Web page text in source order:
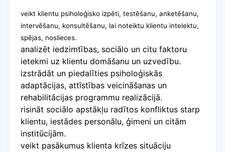
veikt klientu psiholoģisko izpēti, testēšanu, anketēšanu,
intervēšanu, konsultēšanu, lai noteiktu klientu intelektu,
spējas, noslieces.
analizēt iedzimtības, sociālo un citu faktoru
ietekmi uz klientu domāšanu un uzvedību.
izstrādāt un piedalīties psiholoģiskās
adaptācijas, attīstības veicināšanas un
rehabilitācijas programmu realizācijā.
risināt sociālo apstākļu radītos konfliktus starp
klientu, iestādes personālu, ģimeni un citām
institūcijām.
veikt pasākumus klienta krīzes situāciju